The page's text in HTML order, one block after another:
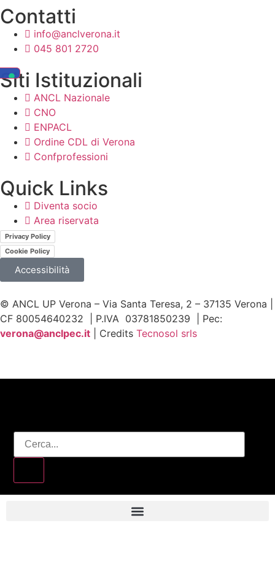
Contatti
info@anclverona.it
045 801 2720
Siti Istituzionali
ANCL Nazionale
CNO
ENPACL
Ordine CDL di Verona
Confprofessioni
Quick Links
Diventa socio
Area riservata
Privacy Policy
Cookie Policy
Accessibilità
© ANCL UP Verona – Via Santa Teresa, 2 – 37135 Verona |
CF 80054640232 | P.IVA 03781850239 | Pec:
verona@anclpec.it | Credits Tecnosol srls